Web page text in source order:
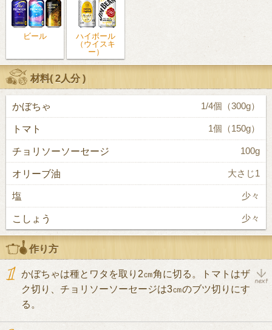
ビール
ハイボール
（ウイスキ
ー）
材料(2人分)
かぼちゃ 1/4個（300g）
トマト 1個（150g）
チョリソーソーセージ 100g
オリーブ油 大さじ1
塩 少々
こしょう 少々
作り方
かぼちゃは種とワタを取り2㎝角に切る。トマトはザ
ク切り、チョリソーソーセージは3㎝のブツ切りにす
る。